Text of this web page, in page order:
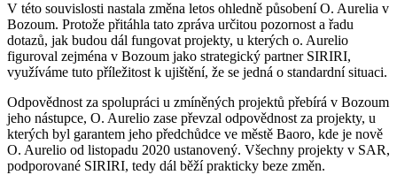
V této souvislosti nastala změna letos ohledně působení O. Aurelia v
Bozoum. Protože přitáhla tato zpráva určitou pozornost a řadu
dotazů, jak budou dál fungovat projekty, u kterých o. Aurelio
figuroval zejména v Bozoum jako strategický partner SIRIRI,
využíváme tuto příležitost k ujištění, že se jedná o standardní situaci.
Odpovědnost za spolupráci u zmíněných projektů přebírá v Bozoum
jeho nástupce, O. Aurelio zase převzal odpovědnost za projekty, u
kterých byl garantem jeho předchůdce ve městě Baoro, kde je nově
O. Aurelio od listopadu 2020 ustanovený. Všechny projekty v SAR,
podporované SIRIRI, tedy dál běží prakticky beze změn.